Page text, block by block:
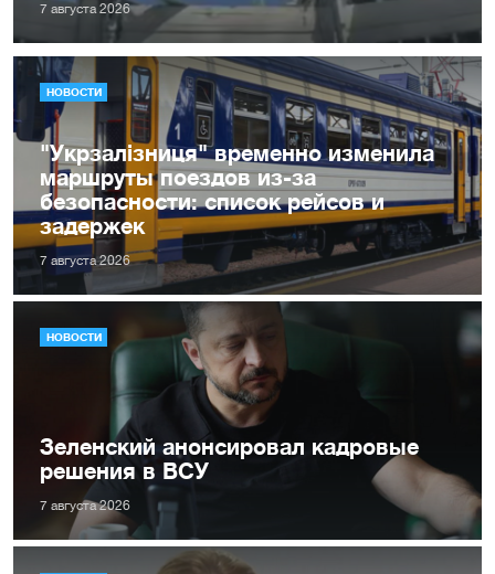
7 августа 2026
НОВОСТИ
"Укрзалізниця" временно изменила
маршруты поездов из-за
безопасности: список рейсов и
задержек
7 августа 2026
НОВОСТИ
Зеленский анонсировал кадровые
решения в ВСУ
7 августа 2026